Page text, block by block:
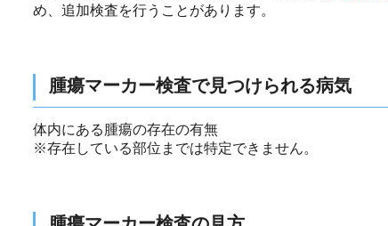
め、追加検査を行うことがあります。
腫瘍マーカー検査で見つけられる病気
体内にある腫瘍の存在の有無
※存在している部位までは特定できません。